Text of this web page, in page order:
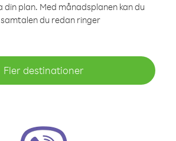
plan. Med månadsplanen kan du
du redan ringer
Fler destinationer